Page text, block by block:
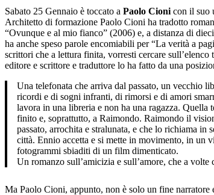
Sabato 25 Gennaio è toccato a Paolo Cioni con il suo
Architetto di formazione Paolo Cioni ha tradotto
“Ovunque e al mio fianco” (2006) e, a distanza di
ha anche speso parole encomiabili per “La verità a
scrittori che a lettura finita, vorresti cercare
editore e scrittore e traduttore lo ha fatto da una
Una telefonata che arriva dal passato, un vecchio
ricordi e di sogni infranti, di rimorsi e di amori
lavora in una libreria e non ha una ragazza.
finito e, soprattutto, a Raimondo. Raimondo il
passato, arrochita e stralunata, e che lo richiama in
città. Ennio accetta e si mette in movimento, in un
fotogrammi sbiaditi di un film dimenticato.
Un romanzo sull’amicizia e sull’amore, che a
Ma Paolo Cioni, appunto, non è solo un fine